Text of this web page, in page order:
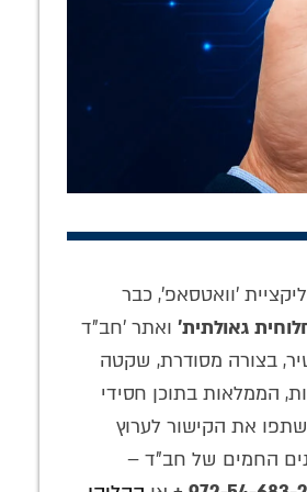
'וואטסאפ', כבר
גאולתית' ואתר 'חב"ד
בצורה מסודרת, שקטה
הממלאות בתוכן חסידי
שתפו את הקישור לערוץ
החמים של חב"ד –
הגאונים: הצצה
מהומיל
תעלומת ההתוועדות
הגאולה? • שיחה
מיוחדת